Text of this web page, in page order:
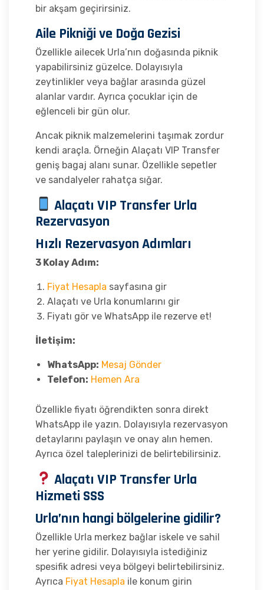
bir akşam geçirirsiniz.
Aile Pikniği ve Doğa Gezisi
Özellikle ailecek Urla’nın doğasında piknik
yapabilirsiniz güzelce. Dolayısıyla
zeytinlikler veya bağlar arasında güzel
alanlar vardır. Ayrıca çocuklar için de
eğlenceli bir gün olur.
Ancak piknik malzemelerini taşımak zordur
kendi araçla. Örneğin Alaçatı VIP Transfer
geniş bagaj alanı sunar. Özellikle sepetler
ve sandalyeler rahatça sığar.
Alaçatı VIP Transfer Urla
Rezervasyon
Hızlı Rezervasyon Adımları
3 Kolay Adım:
Fiyat Hesapla sayfasına gir
Alaçatı ve Urla konumlarını gir
Fiyatı gör ve WhatsApp ile rezerve et!
İletişim:
WhatsApp: Mesaj Gönder
Telefon: Hemen Ara
Özellikle fiyatı öğrendikten sonra direkt
WhatsApp ile yazın. Dolayısıyla rezervasyon
detaylarını paylaşın ve onay alın hemen.
Ayrıca özel taleplerinizi de belirtebilirsiniz.
Alaçatı VIP Transfer Urla
Hizmeti SSS
Urla’nın hangi bölgelerine gidilir?
Özellikle Urla merkez bağlar iskele ve sahil
her yerine gidilir. Dolayısıyla istediğiniz
spesifik adresi veya bölgeyi belirtebilirsiniz.
Ayrıca Fiyat Hesapla ile konum girin